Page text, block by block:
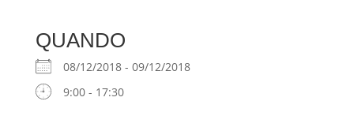
QUANDO
08/12/2018 - 09/12/2018
9:00 - 17:30